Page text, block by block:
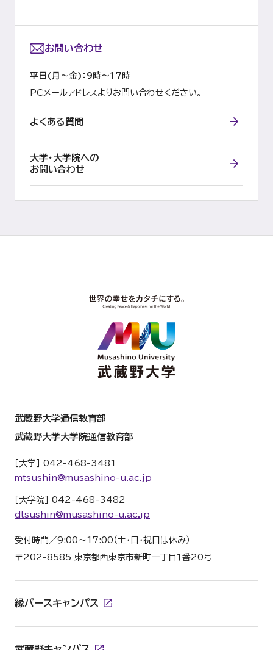
お問い合わせ
平日(月～金)：9時～１７時
PCメールアドレスよりお問い合わせください。
よくある質問
大学・大学院への
お問い合わせ
武蔵野大学通信教育部
武蔵野大学大学院通信教育部
［大学］ 042-468-3481
mtsushin@musashino-u.ac.jp
［大学院］ 042-468-3482
dtsushin@musashino-u.ac.jp
受付時間／9:00～17:00（土・日・祝日は休み）
〒202-8585 東京都西東京市新町一丁目１番20号
縁バースキャンパス